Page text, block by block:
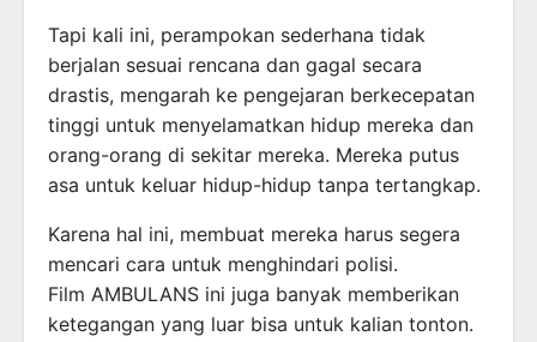
Tapi kali ini, perampokan sederhana tidak
berjalan sesuai rencana dan gagal secara
drastis, mengarah ke pengejaran berkecepatan
tinggi untuk menyelamatkan hidup mereka dan
orang-orang di sekitar mereka. Mereka putus
asa untuk keluar hidup-hidup tanpa tertangkap.
Karena hal ini, membuat mereka harus segera
mencari cara untuk menghindari polisi.
Film AMBULANS ini juga banyak memberikan
ketegangan yang luar bisa untuk kalian tonton.